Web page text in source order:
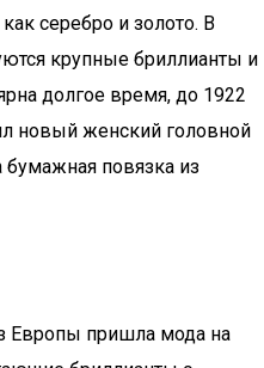
серебро и золото. В
крупные бриллианты и
долгое время, до 1922
новый женский головной
бумажная повязка из
Европы пришла мода на